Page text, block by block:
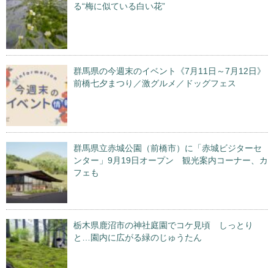
る“梅に似ている白い花”
群馬県の今週末のイベント《7月11日～7月12日》
前橋七夕まつり／激グルメ／ドッグフェス
群馬県立赤城公園（前橋市）に「赤城ビジターセ
ンター」9月19日オープン 観光案内コーナー、カ
フェも
栃木県鹿沼市の神社庭園でコケ見頃 しっとり
と…園内に広がる緑のじゅうたん